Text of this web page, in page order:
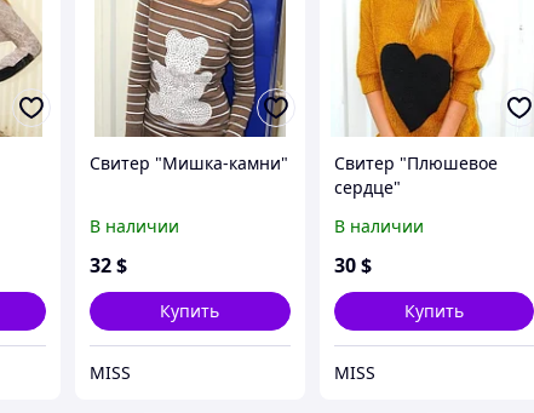
Свитер "Мишка-камни"
В наличии
32$
Купить
MISS
Свитер "Плюшевое
сердце"
В наличии
30 $
Купить
MISS